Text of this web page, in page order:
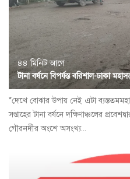
৪৪ মিনিট আগে
টানা বর্ষনে বিপর্যস্ত বরিশাল-ঢাকা
*দেখে বোঝার উপায় নেই এটা
সপ্তাহের টানা বর্ষনে দক্ষিণাঞ্চলের
গৌরনদীর অংশে অসংখ্য...